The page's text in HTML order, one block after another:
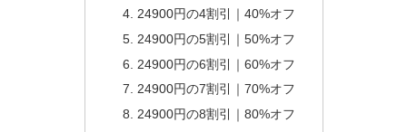
24900円の4割引｜40%オフ
24900円の5割引｜50%オフ
24900円の6割引｜60%オフ
24900円の7割引｜70%オフ
24900円の8割引｜80%オフ